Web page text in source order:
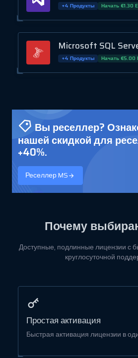
+4 Продукты Начать €1.30
Microsoft SQL
+4 Продукты Начать €5.00
Вы реселлер?
нашей скидкой для
+40%.
Реселлер MS
Почему
Доступные, подлинные лицензии с
круглосуточной
Простая активация
Быстрая активация лицензии в